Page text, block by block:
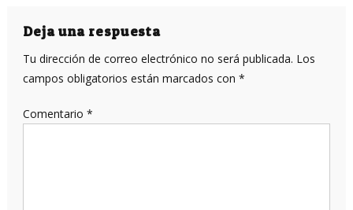
entradas
Deja una respuesta
Tu dirección de correo electrónico no será publicada. Los
campos obligatorios están marcados con *
Comentario *